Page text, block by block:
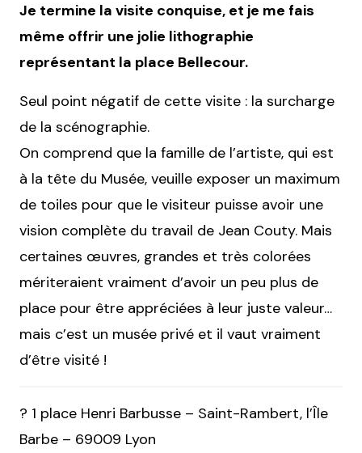
Je termine la visite conquise, et je me fais
même offrir une jolie lithographie
représentant la place Bellecour.
Seul point négatif de cette visite : la surcharge
de la scénographie.
On comprend que la famille de l’artiste, qui est
à la tête du Musée, veuille exposer un maximum
de toiles pour que le visiteur puisse avoir une
vision complète du travail de Jean Couty. Mais
certaines œuvres, grandes et très colorées
mériteraient vraiment d’avoir un peu plus de
place pour être appréciées à leur juste valeur…
mais c’est un musée privé et il vaut vraiment
d’être visité !
? 1 place Henri Barbusse – Saint-Rambert, l’Île
Barbe – 69009 Lyon